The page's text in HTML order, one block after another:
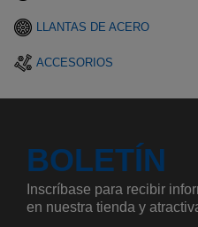
LLANTAS DE ACERO
ACCESORIOS
BOLETÍN
Inscríbase para recibir
en nuestra tienda y